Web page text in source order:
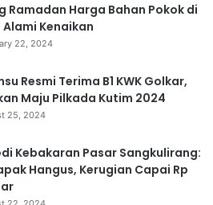
Ramadan Harga Bahan Pokok di
Alami Kenaikan
22, 2024
Resmi Terima B1 KWK Golkar,
Maju Pilkada Kutim 2024
25, 2024
Kebakaran Pasar Sangkulirang:
Hangus, Kerugian Capai Rp